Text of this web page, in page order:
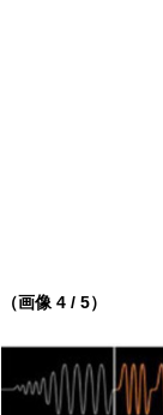
（画像 4 / 5）